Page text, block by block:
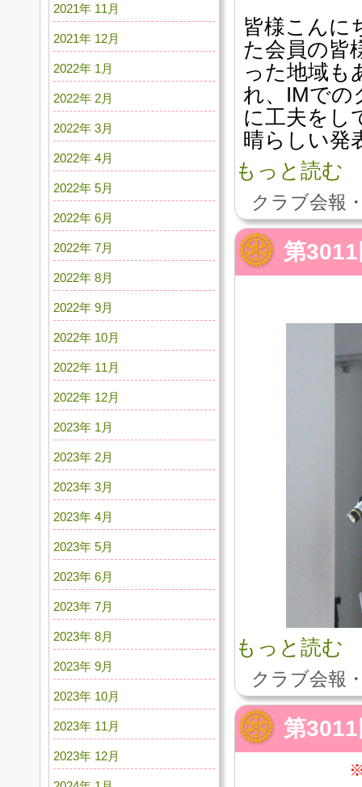
皆様こんに
た会員の皆
った地域も
れ、IMでの
に工夫をし
晴らしい発
もっと読む
クラブ会報
第
もっと読む
クラブ会報
第
2021年 11月
2021年 12月
2022年 1月
2022年 2月
2022年 3月
2022年 4月
2022年 5月
2022年 6月
2022年 7月
2022年 8月
2022年 9月
2022年 10月
2022年 11月
2022年 12月
2023年 1月
2023年 2月
2023年 3月
2023年 4月
2023年 5月
2023年 6月
2023年 7月
2023年 8月
2023年 9月
2023年 10月
2023年 11月
2023年 12月